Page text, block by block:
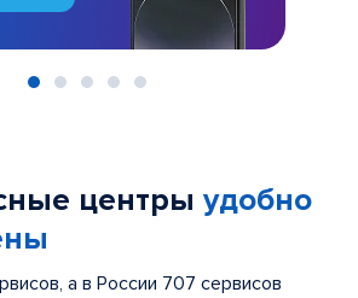
центры удобно
а в России 707 сервисов